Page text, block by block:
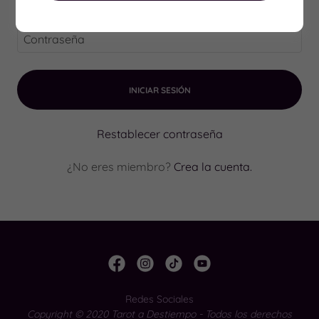
INICIAR SESIÓN
Restablecer contraseña
¿No eres miembro? Crea la cuenta.
Redes Sociales
Copyright © 2020 Tarot a Destiempo - Todos los derechos